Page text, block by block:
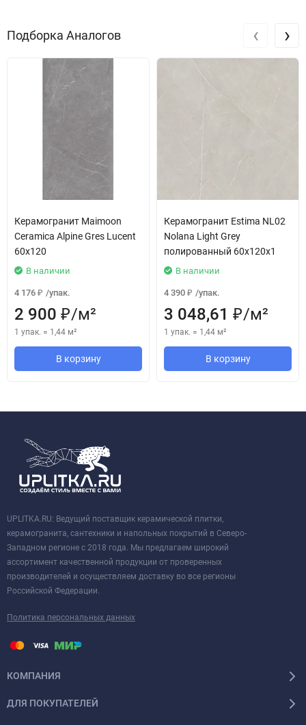
Подборка Аналогов
Керамогранит Maimoon
Ceramica Alpine Gres Lucent
60х120
В наличии
4 176 ₽ /упак.
2 900 ₽/м²
1 упак. = 1,44 м²
В корзину
Керамогранит Estima NL02
Nolana Light Grey
полированный 60x120x1
В наличии
4 390 ₽ /упак.
3 048,61 ₽/м²
1 упак. = 1,44 м²
В корзину
‹ ›
UPLITKA.RU: Ведущий поставщик керамической плитки,
керамогранита, сантехники и напольных покрытий в Северо-
Западном регионе с 2018 года. Мы предлагаем широкий
ассортимент качественной продукции от проверенных
производителей и осуществляем доставку во все регионы
Российской Федерации.
Политика персональных данных
КОМПАНИЯ
ДЛЯ ПОКУПАТЕЛЕЙ